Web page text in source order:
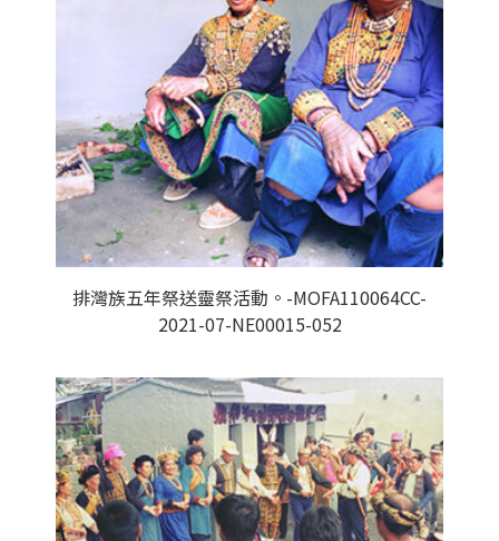
排灣族五年祭送靈祭活動。-MOFA110064CC-
2021-07-NE00015-052